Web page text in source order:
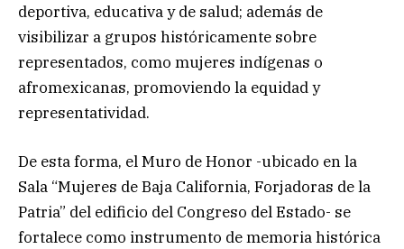
deportiva, educativa y de salud; además de
visibilizar a grupos históricamente sobre
representados, como mujeres indígenas o
afromexicanas, promoviendo la equidad y
representatividad.
De esta forma, el Muro de Honor -ubicado en la
Sala “Mujeres de Baja California, Forjadoras de la
Patria” del edificio del Congreso del Estado- se
fortalece como instrumento de memoria histórica